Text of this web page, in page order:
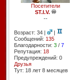
Посетители
ST.I.V.
--
Возраст: 34 |
|
Сообщений: 135
Благодарности: 3/ 7
Репутация: 18
Предупреждений: 0
Друзья
Тут: 18 лет 8 месяцев